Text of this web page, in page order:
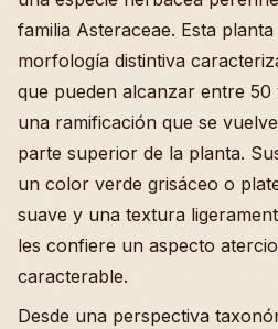
familia Asteraceae. Esta
morfología distintiva
que pueden alcanzar entre
una ramificación que se
parte superior de la planta.
un color verde grisáceo o
suave y una textura
les confiere un aspecto
caracterable.
Desde una perspectiva